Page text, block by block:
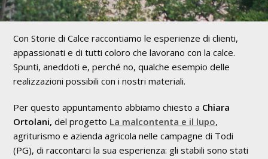
Con Storie di Calce raccontiamo le esperienze di clienti,
appassionati e di tutti coloro che lavorano con la calce.
Spunti, aneddoti e, perché no, qualche esempio delle
realizzazioni possibili con i nostri materiali.
Per questo appuntamento abbiamo chiesto a Chiara
Ortolani,del progetto La malcontenta e il lupo,
agriturismo e azienda agricola nelle campagne di Todi
(PG), di raccontarci la sua esperienza: gli stabili sono stati